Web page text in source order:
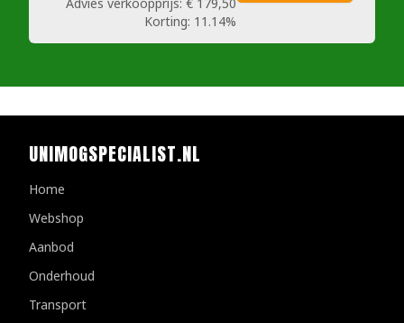
Korting: 11.14%
UNIMOGSPECIALIST.NL
Home
Webshop
Aanbod
Onderhoud
Transport